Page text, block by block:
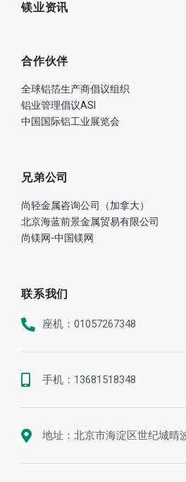
镁业资讯
合作伙伴
全球铝箔生产商倡议组织
铝业管理倡议ASI
中国国际铝工业展览会
兄弟公司
尚轻金属咨询公司（加拿大）
北京海蓝前景金属贸易有限公司
尚镁网-中国镁网
联系我们
座机：01057267348
手机：13681518348
地址：北京市海淀区世纪城晴